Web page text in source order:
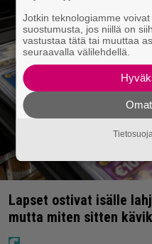
Lapset ostivat isälle
mutta miten sitten
Jotkin teknologiamme
suostumusta, jos niillä on
vastustaa tätä tai muuttaa
seuraavalla välilehdellä.